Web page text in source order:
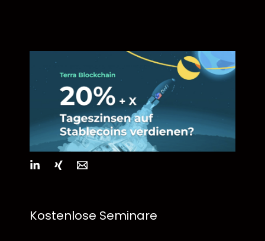
Kostenlose Seminare